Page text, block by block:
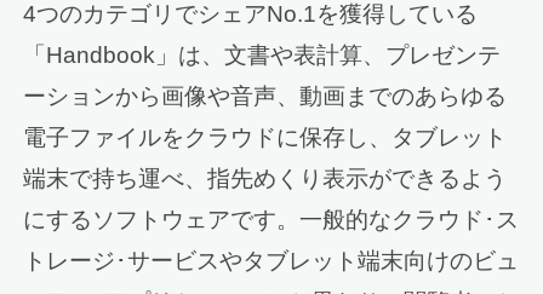
4つのカテゴリでシェアNo.1を獲得している
「Handbook」は、文書や表計算、プレゼンテ
ーションから画像や音声、動画までのあらゆる
電子ファイルをクラウドに保存し、タブレット
端末で持ち運べ、指先めくり表示ができるよう
にするソフトウェアです。一般的なクラウド･ス
トレージ･サービスやタブレット端末向けのビュ